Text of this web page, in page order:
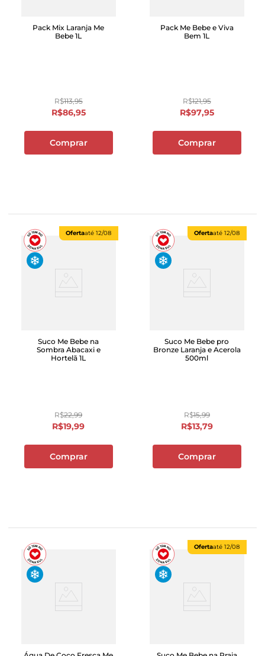
Pack Mix Laranja Me
Bebe 1L
R$113,95
R$86,95
Comprar
Pack Me Bebe e Viva
Bem 1L
R$121,95
R$97,95
Comprar
Ofertaaté 12/08
Suco Me Bebe na
Sombra Abacaxi e
Hortelã 1L
R$22,99
R$19,99
Comprar
Ofertaaté 12/08
Suco Me Bebe pro
Bronze Laranja e Acerola
500ml
R$15,99
R$13,79
Comprar
Ofertaaté 12/08